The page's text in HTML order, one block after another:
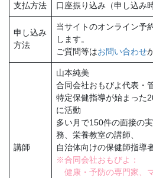
支払方法 口座振り込み（申し込み
申し込み
方法
当サイトのオンライン予
します。
ご質問等はお問い合わせ
講師
山本純美
合同会社おもびよ代表・
特定保健指導が始まった
に活動
多い月で150件の面接の
務、栄養教室の講師、
自治体向けの保健師指導
※合同会社おもびよ：
健康・予防の専門家、